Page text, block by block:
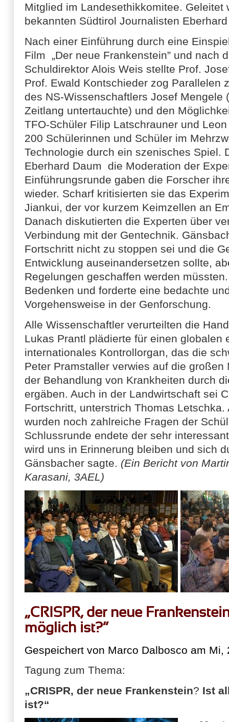
Mitglied im Landesethikkomitee. Geleitet
bekannten Südtirol Journalisten
Nach einer Einführung durch eine
Film „Der neue Frankenstein” und nach
Schuldirektor Alois Weis stellte Prof.
Prof. Ewald Kontschieder zog Parallelen
des NS-Wissenschaftlers Josef Mengele
Zeitlang untertauchte) und den
TFO-Schüler Filip Latschrauner und
200 Schülerinnen und Schüler im
Technologie durch ein szenisches Spiel.
Eberhard Daum die Moderation der
Einführungsrunde gaben die Forscher
wieder. Scharf kritisierten sie das
Jiankui, der vor kurzem Keimzellen an
Danach diskutierten die Experten über
Verbindung mit der Gentechnik.
Fortschritt nicht zu stoppen sei und die
Entwicklung auseinandersetzen sollte,
Regelungen geschaffen werden
Bedenken und forderte eine bedachte
Vorgehensweise in der Genforschung.
Alle Wissenschaftler verurteilten die
Lukas Prantl plädierte für einen globalen
internationales Kontrollorgan, das die
Peter Pramstaller verwies auf die
der Behandlung von Krankheiten durch
ergäben. Auch in der Landwirtschaft sei
Fortschritt, unterstrich Thomas Letschka.
wurden noch zahlreiche Fragen der
Schlussrunde endete der sehr
wird uns in Erinnerung bleiben und sich
Gänsbacher sagte. (Ein Bericht von
Karasani, 3AEL)
„CRISPR, der neue
möglich ist?“
Gespeichert von Marco Dalbosco am Mi,
Tagung zum Thema:
„CRISPR, der neue Frankenstein? Ist
ist?“